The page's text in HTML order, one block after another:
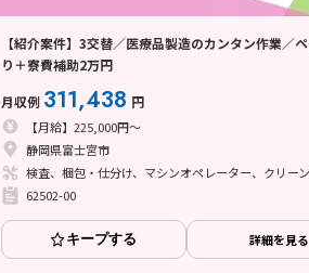
【紹介案件】3交替／医療品製造のカンタン作業／
り＋寮費補助2万円
月収例 311,438 円
【月給】225,000円～
静岡県富士宮市
62502-00
キープする 詳細を見る